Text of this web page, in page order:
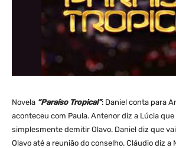
Novela “Paraíso Tropical”: Daniel conta para
aconteceu com Paula. Antenor diz a Lúcia que
simplesmente demitir Olavo. Daniel diz que
Olavo até a reunião do conselho. Cláudio diz a